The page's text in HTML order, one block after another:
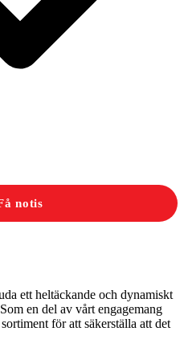
notis
ett heltäckande och dynamiskt
en del av vårt engagemang
för att säkerställa att det